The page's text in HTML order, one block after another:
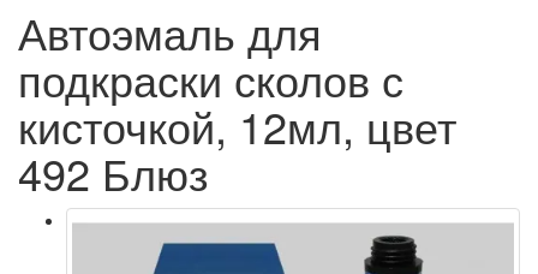
Автоэмаль для
подкраски сколов с
кисточкой, 12мл, цвет
492 Блюз